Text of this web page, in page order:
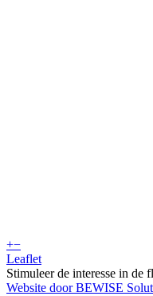
+−
Leaflet
Stimuleer de interesse in de
Website door BEWISE